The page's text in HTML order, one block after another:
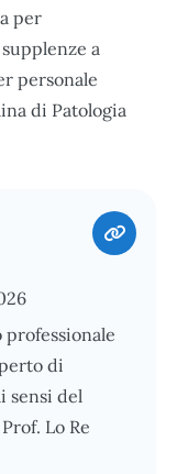
per
a
personale
di Patologia
di
sensi del
Lo Re